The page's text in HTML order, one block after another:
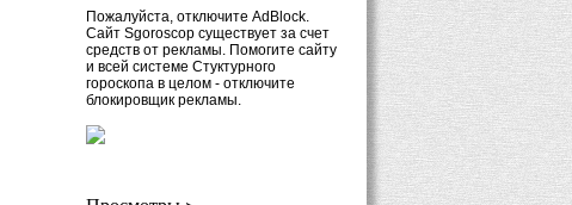
Пожалуйста, отключите AdBlock.
Сайт Sgoroscop существует за счет
средств от рекламы. Помогите сайту
и всей системе Стуктурного
гороскопа в целом - отключите
блокировщик рекламы.